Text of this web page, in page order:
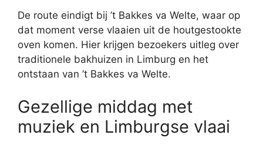
De route eindigt bij ’t Bakkes va Welte, waar op
dat moment verse vlaaien uit de houtgestookte
oven komen. Hier krijgen bezoekers uitleg over
traditionele bakhuizen in Limburg en het
ontstaan van ’t Bakkes va Welte.
Gezellige middag met
muziek en Limburgse vlaai